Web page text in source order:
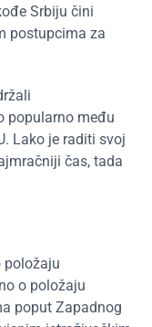
Srbiju čini
postupcima za
popularno među
Lako je raditi svoj
čas, tada
položaju
o položaju
poput Zapadnog